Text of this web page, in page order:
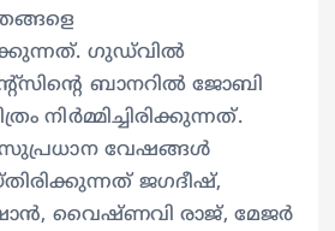
​ഗുഡ്‍വില്‍
ബാനറില്‍ ജോബി
നിര്‍മ്മിച്ചിരിക്കുന്നത്.
സുപ്രധാന വേഷങ്ങൾ
ജഗദീഷ്,
വൈഷ്ണവി രാജ്, മേജർ